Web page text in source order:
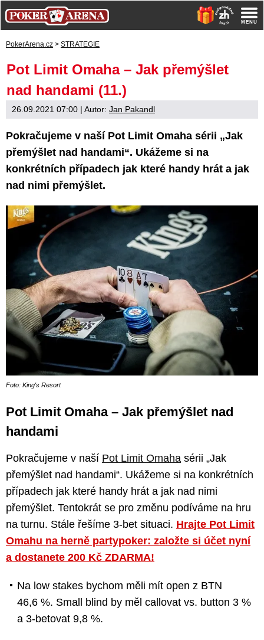
PokerArena.cz > STRATEGIE
Pot Limit Omaha – Jak přemýšlet
nad handami (11.)
26.09.2021 07:00 | Autor: Jan Pakandl
Pokračujeme v naší Pot Limit Omaha sérii „Jak
přemýšlet nad handami“. Ukážeme si na
konkrétních případech jak které handy hrát a jak
nad nimi přemýšlet.
Foto: King's Resort
Pot Limit Omaha – Jak přemýšlet nad
handami
Pokračujeme v naší Pot Limit Omaha sérii „Jak
přemýšlet nad handami“. Ukážeme si na konkrétních
případech jak které handy hrát a jak nad nimi
přemýšlet. Tentokrát se pro změnu podíváme na hru
na turnu. Stále řešíme 3-bet situaci. Hrajte Pot Limit
Omahu na herně partypoker: založte si účet nyní
a dostanete 200 Kč ZDARMA!
Na low stakes bychom měli mít open z BTN
46,6 %. Small blind by měl callovat vs. button 3 %
a 3-betovat 9,8 %.